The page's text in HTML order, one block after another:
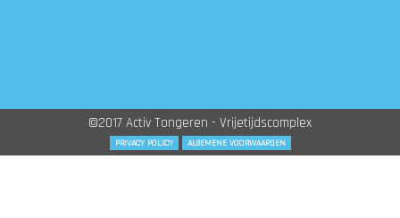
©2017 Activ Tongeren - Vrijetijdscomplex
PRIVACY POLICY ALGEMENE VOORWAARDEN